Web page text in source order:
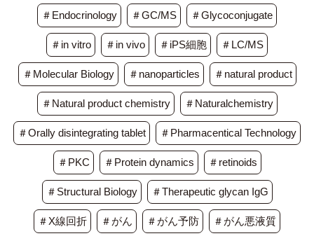
＃Endocrinology ＃GC/MS ＃Glycoconjugate
＃in vitro ＃in vivo ＃iPS細胞 ＃LC/MS
＃Molecular Biology ＃nanoparticles ＃natural product
＃Natural product chemistry ＃Naturalchemistry
＃Orally disintegrating tablet ＃Pharmacentical Technology
＃PKC ＃Protein dynamics ＃retinoids
＃Structural Biology ＃Therapeutic glycan IgG
＃X線回折 ＃がん ＃がん予防 ＃がん悪液質